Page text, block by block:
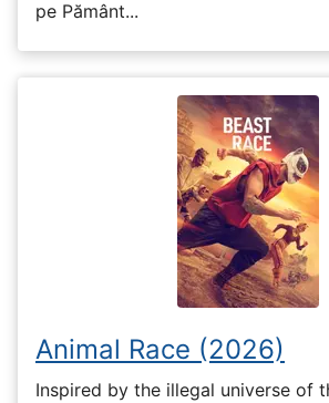
pe Pământ...
Animal Race (2026)
Inspired by the illegal universe of